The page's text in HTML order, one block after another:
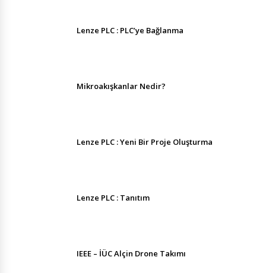
Lenze PLC : PLC’ye Bağlanma
Mikroakışkanlar Nedir?
Lenze PLC : Yeni Bir Proje Oluşturma
Lenze PLC : Tanıtım
IEEE – İÜC Alçin Drone Takımı